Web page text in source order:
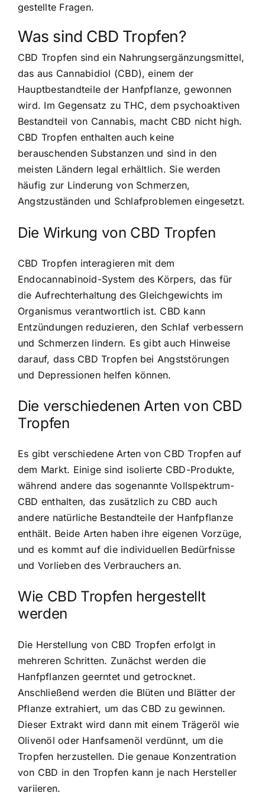
gestellte Fragen.
Was sind CBD Tropfen?
CBD Tropfen sind ein Nahrungsergänzungsmittel,
das aus Cannabidiol (CBD), einem der
Hauptbestandteile der Hanfpflanze, gewonnen
wird. Im Gegensatz zu THC, dem psychoaktiven
Bestandteil von Cannabis, macht CBD nicht high.
CBD Tropfen enthalten auch keine
berauschenden Substanzen und sind in den
meisten Ländern legal erhältlich. Sie werden
häufig zur Linderung von Schmerzen,
Angstzuständen und Schlafproblemen eingesetzt.
Die Wirkung von CBD Tropfen
CBD Tropfen interagieren mit dem
Endocannabinoid-System des Körpers, das für
die Aufrechterhaltung des Gleichgewichts im
Organismus verantwortlich ist. CBD kann
Entzündungen reduzieren, den Schlaf verbessern
und Schmerzen lindern. Es gibt auch Hinweise
darauf, dass CBD Tropfen bei Angststörungen
und Depressionen helfen können.
Die verschiedenen Arten von CBD
Tropfen
Es gibt verschiedene Arten von CBD Tropfen auf
dem Markt. Einige sind isolierte CBD-Produkte,
während andere das sogenannte Vollspektrum-
CBD enthalten, das zusätzlich zu CBD auch
andere natürliche Bestandteile der Hanfpflanze
enthält. Beide Arten haben ihre eigenen Vorzüge,
und es kommt auf die individuellen Bedürfnisse
und Vorlieben des Verbrauchers an.
Wie CBD Tropfen hergestellt
werden
Die Herstellung von CBD Tropfen erfolgt in
mehreren Schritten. Zunächst werden die
Hanfpflanzen geerntet und getrocknet.
Anschließend werden die Blüten und Blätter der
Pflanze extrahiert, um das CBD zu gewinnen.
Dieser Extrakt wird dann mit einem Trägeröl wie
Olivenöl oder Hanfsamenöl verdünnt, um die
Tropfen herzustellen. Die genaue Konzentration
von CBD in den Tropfen kann je nach Hersteller
variieren.